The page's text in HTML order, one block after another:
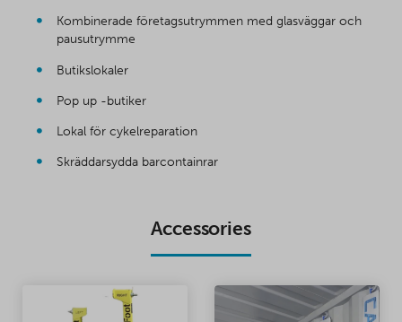
Kombinerade företagsutrymmen med glasväggar och
pausutrymme
Butikslokaler
Pop up -butiker
Lokal för cykelreparation
Skräddarsydda barcontainrar
Accessories